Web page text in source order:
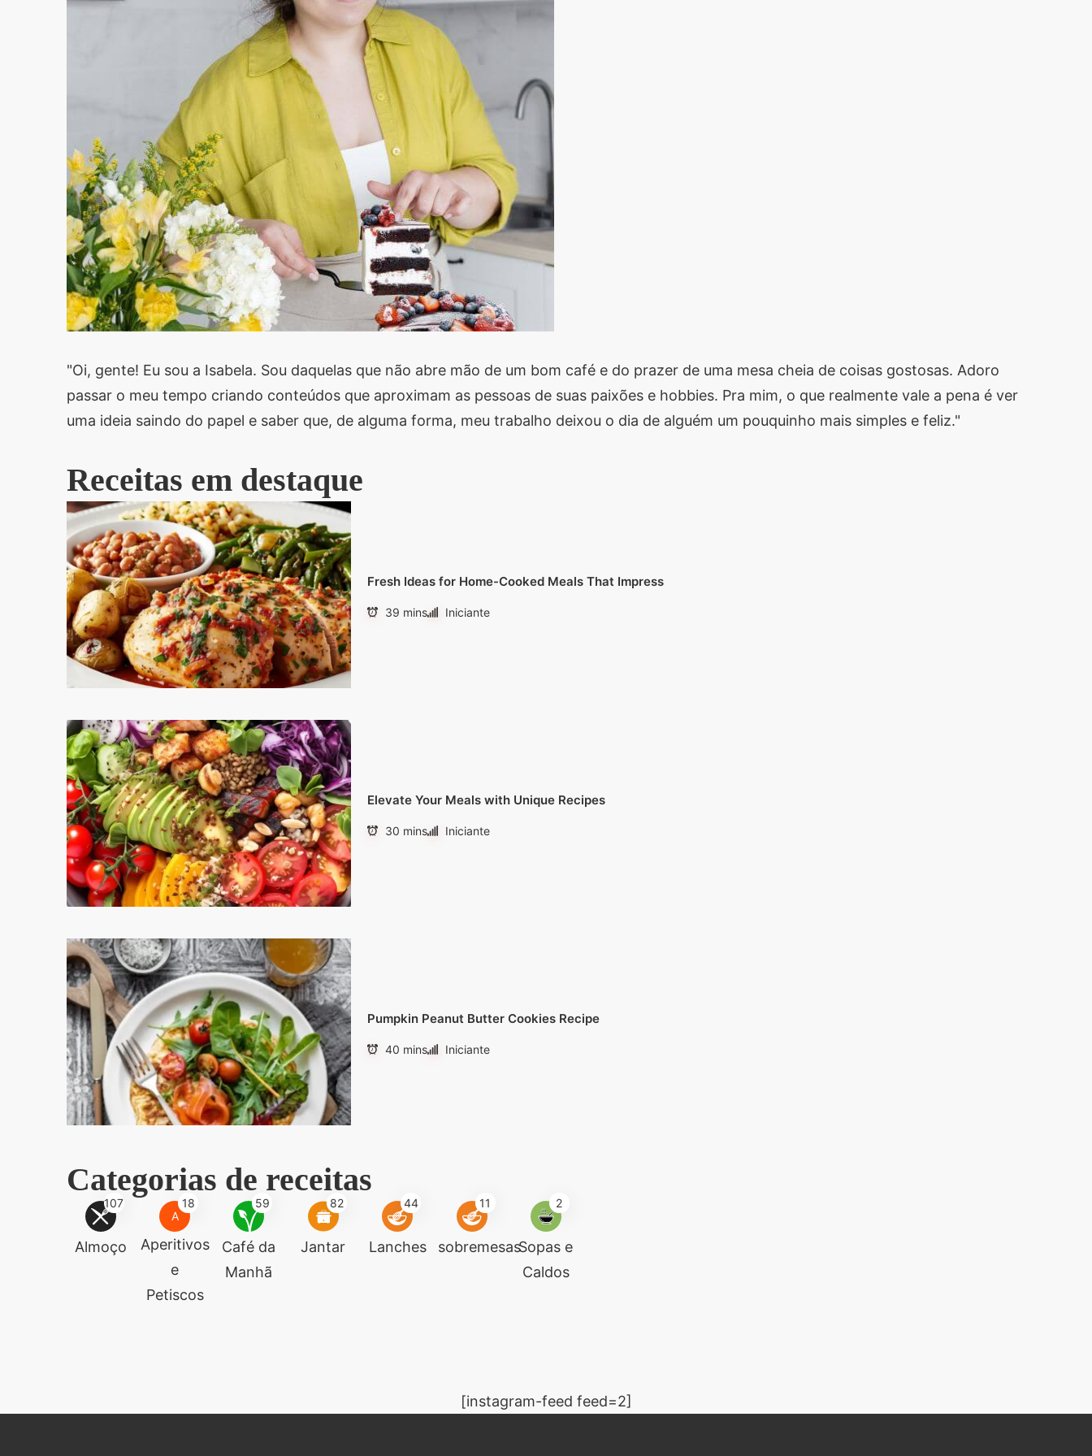
"Oi, gente! Eu sou a Isabela. Sou daquelas que não abre mão de um bom café e do prazer de uma mesa cheia de coisas gostosas. Adoro
passar o meu tempo criando conteúdos que aproximam as pessoas de suas paixões e hobbies. Pra mim, o que realmente vale a pena é ver
uma ideia saindo do papel e saber que, de alguma forma, meu trabalho deixou o dia de alguém um pouquinho mais simples e feliz."
Receitas em destaque
Fresh Ideas for Home-Cooked Meals That Impress
39 mins Iniciante
Elevate Your Meals with Unique Recipes
30 mins Iniciante
Pumpkin Peanut Butter Cookies Recipe
40 mins Iniciante
Categorias de receitas
107
Almoço
A
18
Aperitivos
e
Petiscos
59
Café da
Manhã
82
Jantar
44
Lanches
11
sobremesas
2
Sopas e
Caldos
[instagram-feed feed=2]